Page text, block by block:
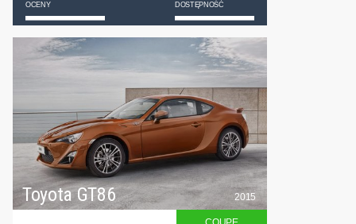
OCENY DOSTĘPNOŚĆ
Toyota GT86 2015